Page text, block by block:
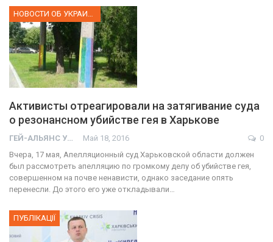
НОВОСТИ ОБ УКРАИНЕ
Активисты отреагировали на затягивание суда
о резонансном убийстве гея в Харькове
ГЕЙ-АЛЬЯНС УКРАИНА Май 18, 2016
0
Вчера, 17 мая, Апелляционный суд Харьковской области должен
был рассмотреть апелляцию по громкому делу об убийстве гея,
совершенном на почве ненависти, однако заседание опять
перенесли. До этого его уже откладывали…
ПУБЛІКАЦІЇ